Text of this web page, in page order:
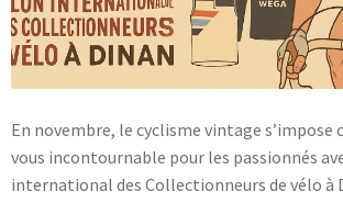
En novembre, le cyclisme vintage s’impose
vous incontournable pour les passionnés
international des Collectionneurs de vélo à